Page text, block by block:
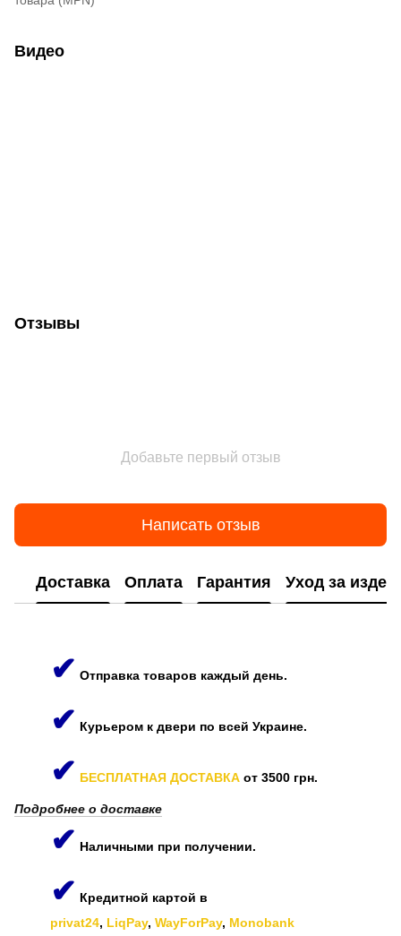
Видео
Отзывы
Добавьте первый отзыв
Написать отзыв
Доставка Оплата Гарантия Уход за
✔ Отправка товаров каждый день.
✔ Курьером к двери по всей Украине.
✔ БЕСПЛАТНАЯ ДОСТАВКА от 3500 грн.
Подробнее о доставке
✔ Наличными при получении.
✔ Кредитной картой в
privat24, LiqPay, WayForPay, Monobank